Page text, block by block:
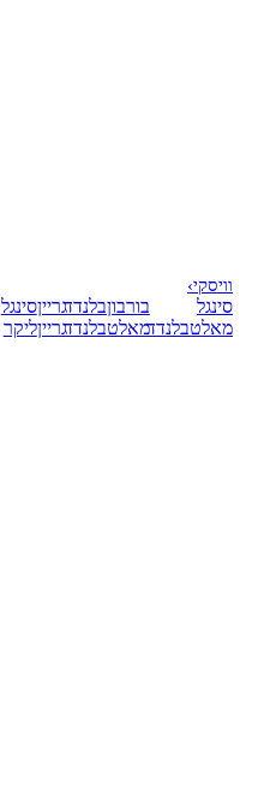
וויסקי›
סינגל
מאלטבלנדד
בורבוןבלנדד
מאלטבלנדד
גרייןסינגל
גרייןליקר